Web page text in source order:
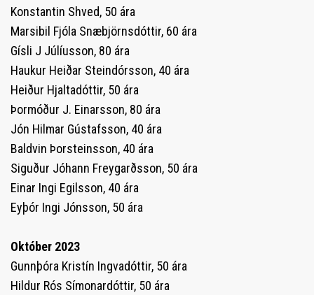
Konstantin Shved, 50 ára
Marsibil Fjóla Snæbjörnsdóttir, 60 ára
Gísli J Júlíusson, 80 ára
Haukur Heiðar Steindórsson, 40 ára
Heiður Hjaltadóttir, 50 ára
Þormóður J. Einarsson, 80 ára
Jón Hilmar Gústafsson, 40 ára
Baldvin Þorsteinsson, 40 ára
Siguður Jóhann Freygarðsson, 50 ára
Einar Ingi Egilsson, 40 ára
Eyþór Ingi Jónsson, 50 ára
Október 2023
Gunnþóra Kristín Ingvadóttir, 50 ára
Hildur Rós Símonardóttir, 50 ára